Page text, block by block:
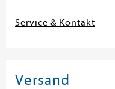
Service & Kontakt
Versand